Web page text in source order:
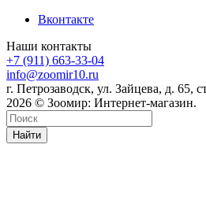
Вконтакте
Наши контакты
+7 (911) 663-33-04
info@zoomir10.ru
г. Петрозаводск, ул. Зайцева, д. 65,
2026 © Зоомир: Интернет-магазин.
Найти